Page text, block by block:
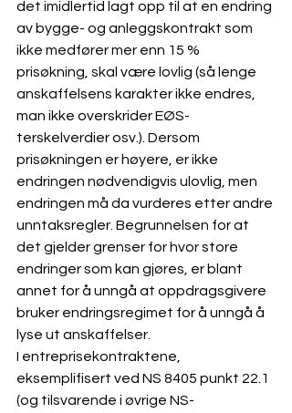
det imidlertid lagt opp til at en endring
av bygge- og anleggskontrakt som
ikke medfører mer enn 15 %
prisøkning, skal være lovlig (så lenge
anskaffelsens karakter ikke endres,
man ikke overskrider EØS-
terskelverdier osv.). Dersom
prisøkningen er høyere, er ikke
endringen nødvendigvis ulovlig, men
endringen må da vurderes etter andre
unntaksregler. Begrunnelsen for at
det gjelder grenser for hvor store
endringer som kan gjøres, er blant
annet for å unngå at oppdragsgivere
bruker endringsregimet for å unngå å
lyse ut anskaffelser.
I entreprisekontraktene,
eksemplifisert ved NS 8405 punkt 22.1
(og tilsvarende i øvrige NS-